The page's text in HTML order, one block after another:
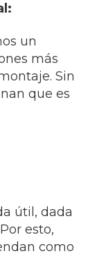
un
más
Sin
que es
útil, dada
esto,
como